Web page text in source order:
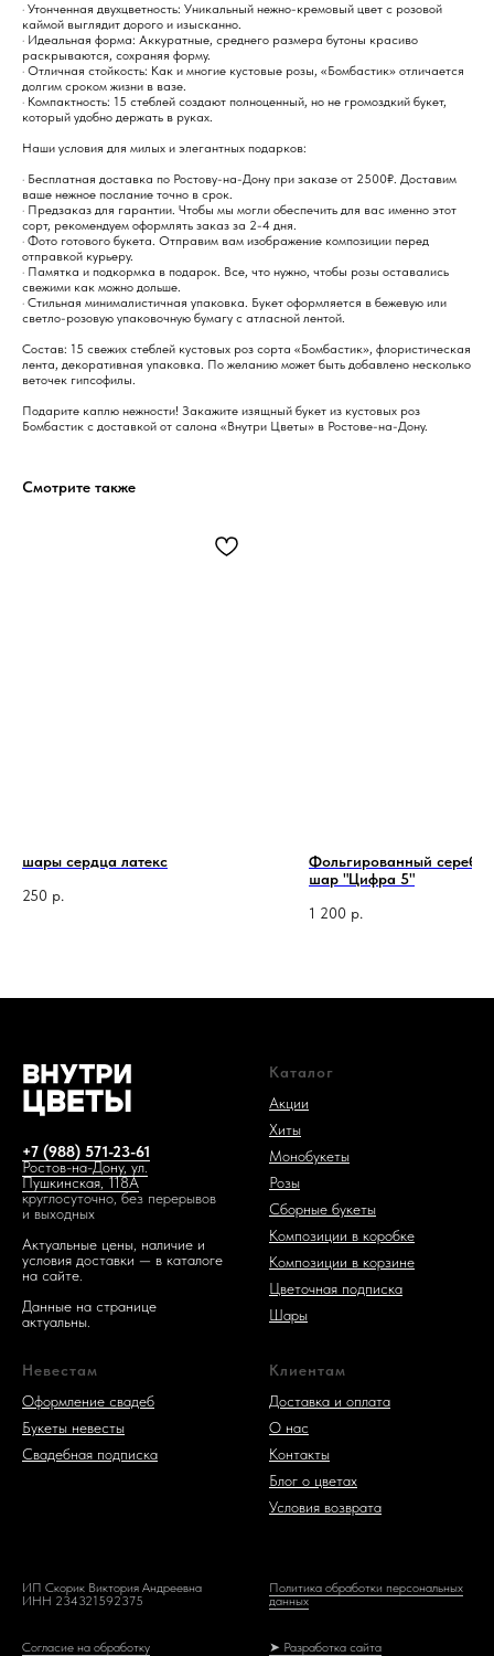
· Утонченная двухцветность: Уникальный нежно-кремовый цвет с розовой
каймой выглядит дорого и изысканно.
· Идеальная форма: Аккуратные, среднего размера бутоны красиво
раскрываются, сохраняя форму.
· Отличная стойкость: Как и многие кустовые розы, «Бомбастик» отличается
долгим сроком жизни в вазе.
· Компактность: 15 стеблей создают полноценный, но не громоздкий букет,
который удобно держать в руках.
Наши условия для милых и элегантных подарков:
· Бесплатная доставка по Ростову-на-Дону при заказе от 2500₽. Доставим
ваше нежное послание точно в срок.
· Предзаказ для гарантии. Чтобы мы могли обеспечить для вас именно этот
сорт, рекомендуем оформлять заказ за 2-4 дня.
· Фото готового букета. Отправим вам изображение композиции перед
отправкой курьеру.
· Памятка и подкормка в подарок. Все, что нужно, чтобы розы оставались
свежими как можно дольше.
· Стильная минималистичная упаковка. Букет оформляется в бежевую или
светло-розовую упаковочную бумагу с атласной лентой.
Состав: 15 свежих стеблей кустовых роз сорта «Бомбастик», флористическая
лента, декоративная упаковка. По желанию может быть добавлено несколько
веточек гипсофилы.
Подарите каплю нежности! Закажите изящный букет из кустовых роз
Бомбастик с доставкой от салона «Внутри Цветы» в Ростове-на-Дону.
Смотрите также
шары сердца латекс
250 р.
Фольгированный
шар "Цифра 5"
1 200 р.
+7 (988) 571-23-61
Ростов-на-Дону, ул.
Пушкинская, 118А
круглосуточно, без перерывов
и выходных
Актуальные цены, наличие и
условия доставки — в каталоге
на сайте.
Данные на странице
актуальны.
Каталог
Акции
Хиты
Монобукеты
Розы
Сборные букеты
Композиции в коробке
Композиции в корзине
Цветочная подписка
Шары
Невестам
Оформление свадеб
Букеты невесты
Свадебная подписка
Клиентам
Доставка и оплата
О нас
Контакты
Блог о цветах
Условия возврата
ИП Скорик Виктория Андреевна
ИНН 234321592375
Политика обработки персональных
данных
Согласие на обработку
➤ Разработка сайта
1 код —